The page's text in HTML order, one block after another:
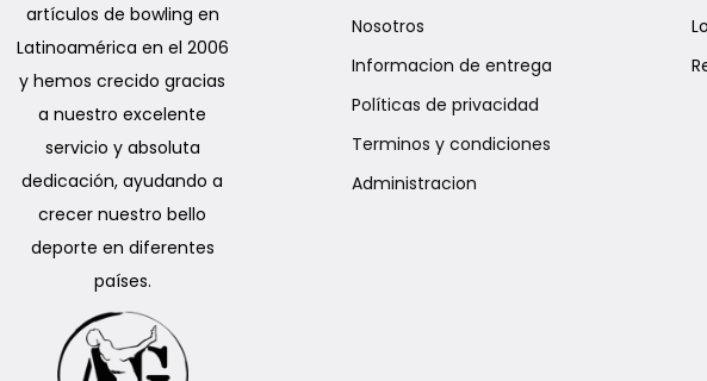
artículos de bowling en
Latinoamérica en el 2006
y hemos crecido gracias
a nuestro excelente
servicio y absoluta
dedicación, ayudando a
crecer nuestro bello
deporte en diferentes
países.
Nosotros
Informacion de entrega
Políticas de privacidad
Terminos y condiciones
Administracion